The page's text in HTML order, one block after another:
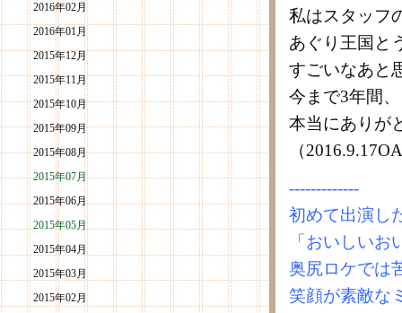
2016年02月
2016年01月
2015年12月
2015年11月
2015年10月
2015年09月
2015年08月
2015年07月
2015年06月
2015年05月
2015年04月
2015年03月
2015年02月
私はスタッフ
あぐり王国と
すごいなあと
今まで3年間
本当にありが
（
-------------
初めて出演し
「おいしい
奥尻ロケでは
笑顔が素敵な